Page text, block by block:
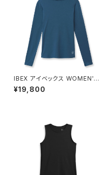
IBEX アイベックス WOMEN'S
SPRINGBOK SUN HOODIE /
ATLANTIC
¥19,800